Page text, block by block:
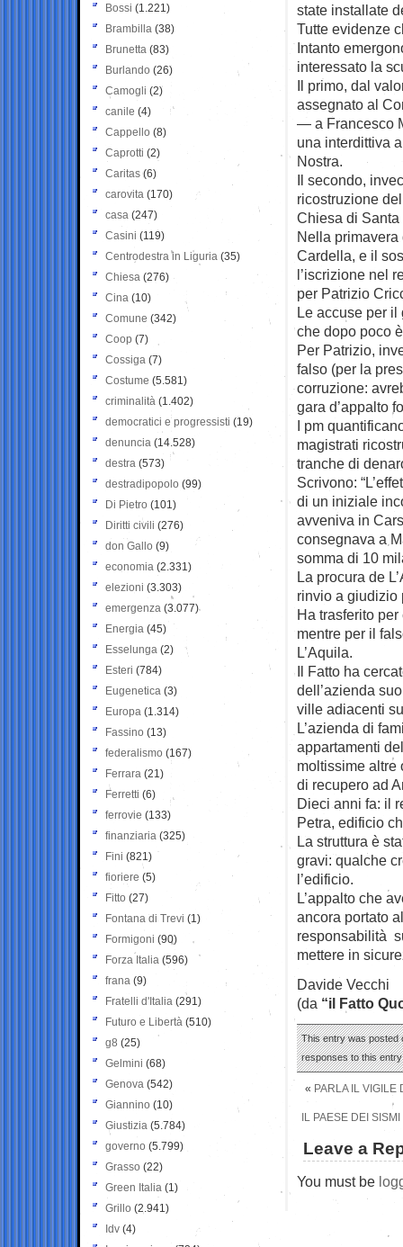
state installate
Tutte evidenze
Intanto
interessato la
Il primo, dal
assegnato al
— a Francesco
una interdittiva
Nostra.
Il secondo,
ricostruzione
Chiesa di
Nella primavera
Cardella, e il
l’iscrizione nel
per Patrizio
Le accuse per il
che dopo poco
Per Patrizio,
falso (per la
corruzione:
gara d’appalto
I pm
magistrati
tranche di
Scrivono:
di un iniziale
avveniva in
consegnava a
somma di 10
La procura de
rinvio a giudizio
Ha trasferito
mentre per il
L’Aquila.
Il Fatto ha
dell’azienda
ville adiacenti
L’azienda di
appartamenti
moltissime altre
di recupero ad
Dieci anni fa: il
Petra, edificio
La struttura è
gravi: qualche
l’edificio.
L’appalto che
ancora portato
responsabilità
mettere in
Davide Vecchi
(da “il Fatto
This entry was posted
responses to this
« PARLA IL VIGILE
IL PAESE DEI
Leave a
You must be
Bossi (1.221)
Brambilla (38)
Brunetta (83)
Burlando (26)
Camogli (2)
canile (4)
Cappello (8)
Caprotti (2)
Caritas (6)
carovita (170)
casa (247)
Casini (119)
Centrodestra in Liguria (35)
Chiesa (276)
Cina (10)
Comune (342)
Coop (7)
Cossiga (7)
Costume (5.581)
criminalità (1.402)
democratici e progressisti (19)
denuncia (14.528)
destra (573)
destradipopolo (99)
Di Pietro (101)
Diritti civili (276)
don Gallo (9)
economia (2.331)
elezioni (3.303)
emergenza (3.077)
Energia (45)
Esselunga (2)
Esteri (784)
Eugenetica (3)
Europa (1.314)
Fassino (13)
federalismo (167)
Ferrara (21)
Ferretti (6)
ferrovie (133)
finanziaria (325)
Fini (821)
fioriere (5)
Fitto (27)
Fontana di Trevi (1)
Formigoni (90)
Forza Italia (596)
frana (9)
Fratelli d'Italia (291)
Futuro e Libertà (510)
g8 (25)
Gelmini (68)
Genova (542)
Giannino (10)
Giustizia (5.784)
governo (5.799)
Grasso (22)
Green Italia (1)
Grillo (2.941)
Idv (4)